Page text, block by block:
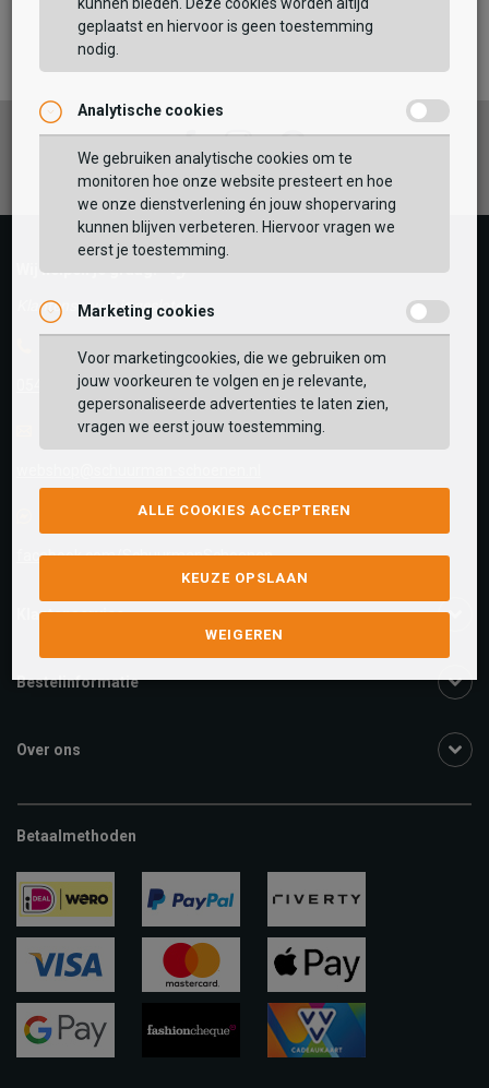
TOEVOEGEN AAN WINKELTAS
GEBRUIK MIJN LOCATIE
Zoek op postcode of gebruik jouw locatie om de
voorraad in een van onze winkels te bekijken.
BEKIJK WINKELTAS
VERDER WINKELEN
Vaak samen gekocht met
Wij helpen je graag!
Klantenservice is gesloten
0545-280081
E-mail Antwoord binnen 24 uur
Facebook chat
facebook.com/SchuurmanSchoenen
Klantenservice
Bestelinformatie
Over ons
Betaalmethoden
ideal paypal riverty
visa
apple-
pay
geplaatst en hiervoor is geen toestemming
nodig.
Analytische cookies
We gebruiken analytische cookies om te
monitoren hoe onze website presteert en hoe
we onze dienstverlening én jouw shopervaring
kunnen blijven verbeteren. Hiervoor vragen we
eerst je toestemming.
Marketing cookies
Voor marketingcookies, die we gebruiken om
jouw voorkeuren te volgen en je relevante,
gepersonaliseerde advertenties te laten zien,
vragen we eerst jouw toestemming.
ALLE COOKIES ACCEPTEREN
KEUZE OPSLAAN
WEIGEREN